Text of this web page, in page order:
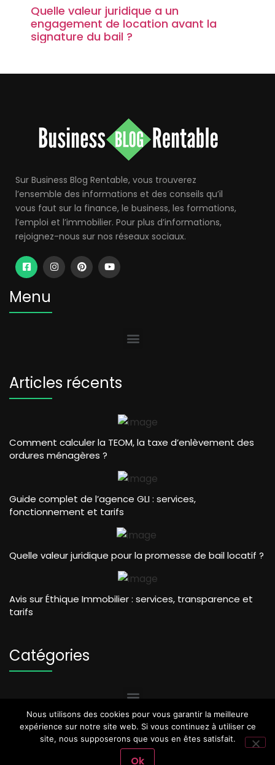
Quelle valeur juridique a un
engagement de location avant la
signature du bail ?
Sur Business Blog Rentable, vous trouverez
l’ensemble des informations et des conseils qu’il
vous faut sur la finance, le business, les formations,
l’emploi et l’immobilier. Pour plus d’informations,
rejoignez-nous sur nos réseaux sociaux.
Menu
Articles récents
Comment calculer la TEOM, la taxe d’enlèvement des
ordures ménagères ?
Guide complet de l’agence GLI : services,
fonctionnement et tarifs
Quelle valeur juridique pour la promesse de bail locatif ?
Avis sur Éthique Immobilier : services, transparence et
tarifs
Catégories
Copyright @2024 - Business Blog Rentable - Tous
Nous utilisons des cookies pour vous garantir la meilleure
expérience sur notre site web. Si vous continuez à utiliser ce
site, nous supposerons que vous en êtes satisfait.
Ok